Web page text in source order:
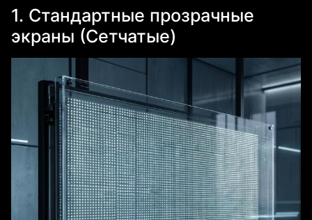
1. Стандартные прозрачные
экраны (Сетчатые)